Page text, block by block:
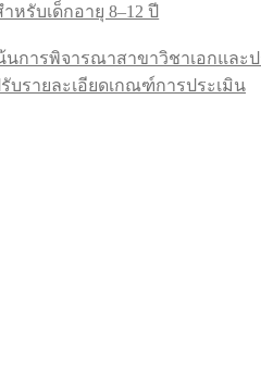
หรับเด็กอายุ 8–12 ปี
ารพิจารณาสาขาวิชาเอกและ
บรายละเอียดเกณฑ์การประเมิน